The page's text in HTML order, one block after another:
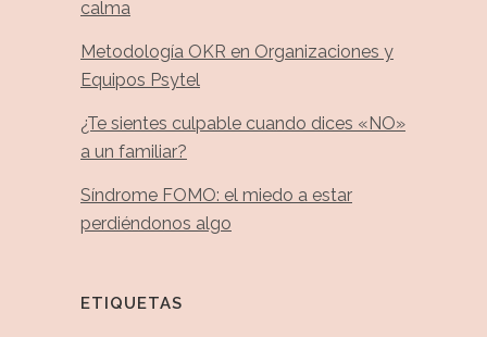
calma
Metodología OKR en Organizaciones y
Equipos Psytel
¿Te sientes culpable cuando dices «NO»
a un familiar?
Síndrome FOMO: el miedo a estar
perdiéndonos algo
ETIQUETAS